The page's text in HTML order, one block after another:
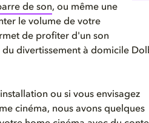
de son, ou même une
le volume de votre
de profiter d'un son
divertissement à domicile
ou si vous envisagez
cinéma, nous avons quelques